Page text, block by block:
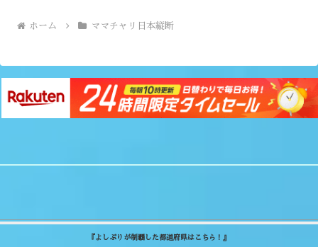
ホーム ママチャリ日本縦断
『よしぷりが制覇した都道府県はこちら！』